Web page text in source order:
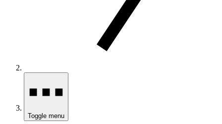
Toggle menu